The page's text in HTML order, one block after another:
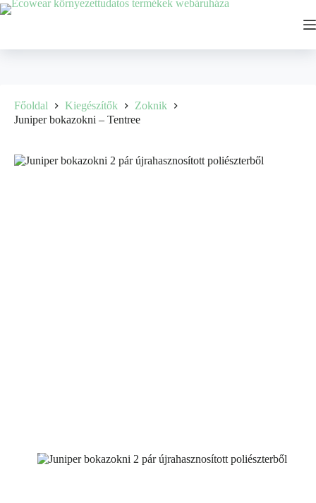
Főoldal Kiegészítők
Zoknik
Juniper bokazokni – Tentree